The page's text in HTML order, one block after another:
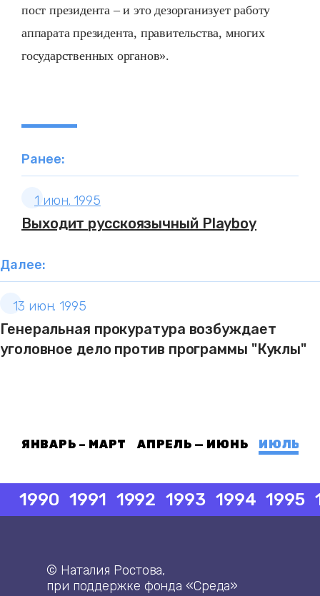
пост президента – и это дезорганизует работу
аппарата президента, правительства, многих
государственных органов».
Ранее:
1 июн. 1995
Выходит русскоязычный Playboy
Далее:
13 июн. 1995
Генеральная прокуратура возбуждает
уголовное дело против программы "Куклы"
ЯНВАРЬ – МАРТ АПРЕЛЬ — ИЮНЬ ИЮЛЬ —
1990 1991 1992 1993 1994 1995
© Наталия Ростова,
при поддержке фонда «Среда»